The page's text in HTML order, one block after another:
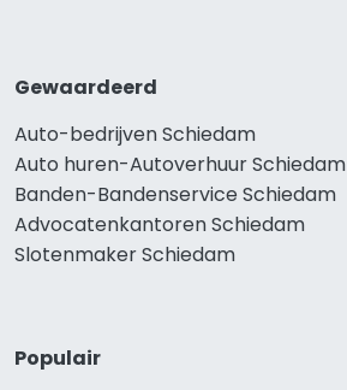
Gewaardeerd
Auto-bedrijven Schiedam
Auto huren-Autoverhuur Schiedam
Banden-Bandenservice Schiedam
Advocatenkantoren Schiedam
Slotenmaker Schiedam
Populair